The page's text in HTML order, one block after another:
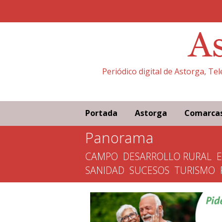
Periódico digital de Astorga,
Portada Astorga
Panorama
CAMPO DESARROLLO RURAL
SANIDAD SUCESOS TURISMO